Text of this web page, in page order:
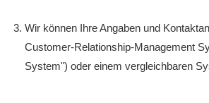
Wir können Ihre Angaben und
Customer-Relationship-Management
System") oder einem vergleichbaren